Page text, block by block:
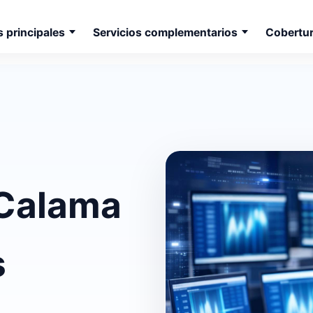
principales Servicios complementarios